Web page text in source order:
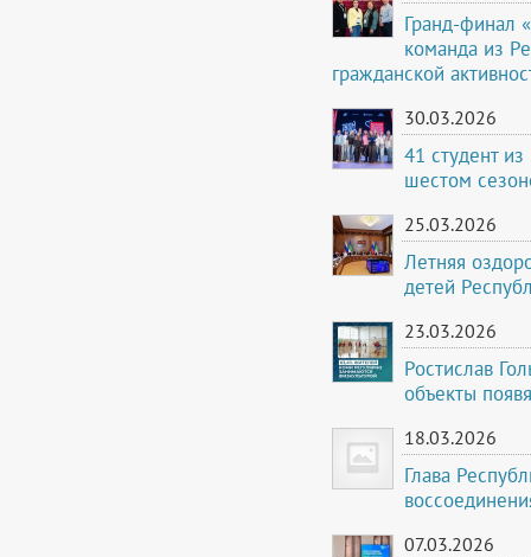
Гранд-финал
команда из
гражданской
30.03.2026
41 студент
шестом
25.03.2026
Летняя
детей
23.03.2026
Ростислав
объекты
18.03.2026
Глава
07.03.2026